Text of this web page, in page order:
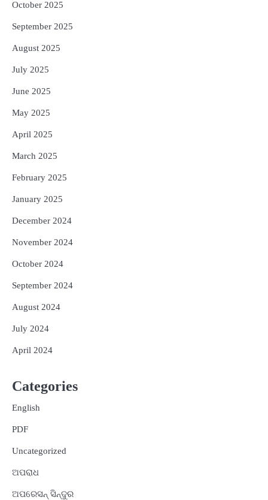
October 2025
September 2025
August 2025
July 2025
June 2025
May 2025
April 2025
March 2025
February 2025
January 2025
December 2024
November 2024
October 2024
September 2024
August 2024
July 2024
April 2024
Categories
English
PDF
Uncategorized
ଅପରାଧ
ଅପରେସନ୍ ସିନ୍ଦୁର